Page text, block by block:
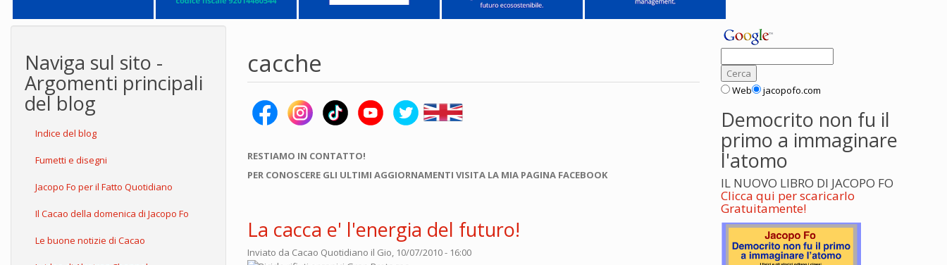
Naviga sul sito -
Argomenti principali
del blog
Indice del blog
Fumetti e disegni
Jacopo Fo per il Fatto Quotidiano
Il Cacao della domenica di Jacopo Fo
Le buone notizie di Cacao
cacche
RESTIAMO IN CONTATTO!
PER CONOSCERE GLI ULTIMI AGGIORNAMENTI VISITA LA MIA PAGINA FACEBOOK
La cacca e' l'energia del futuro!
Inviato da Cacao Quotidiano il Gio, 10/07/2010 - 16:00
Web jacopofo.com
Democrito non fu il
primo a immaginare
l'atomo
IL NUOVO LIBRO DI JACOPO FO
Clicca qui per scaricarlo
Gratuitamente!